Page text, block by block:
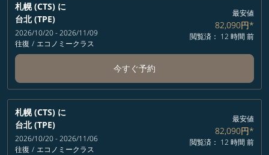
札幌 (CTS) に
台北 (TPE)
2026/10/20 - 2026/11/09
往復 / エコノミークラス
最安値
82,090円*
閲覧済： 12 時間 前
今すぐ予約
札幌 (CTS) に
台北 (TPE)
2026/10/20 - 2026/11/06
往復 / エコノミークラス
最安値
82,090円*
閲覧済： 12 時間 前